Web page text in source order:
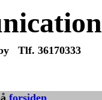
Tlf. 36170333
forsiden